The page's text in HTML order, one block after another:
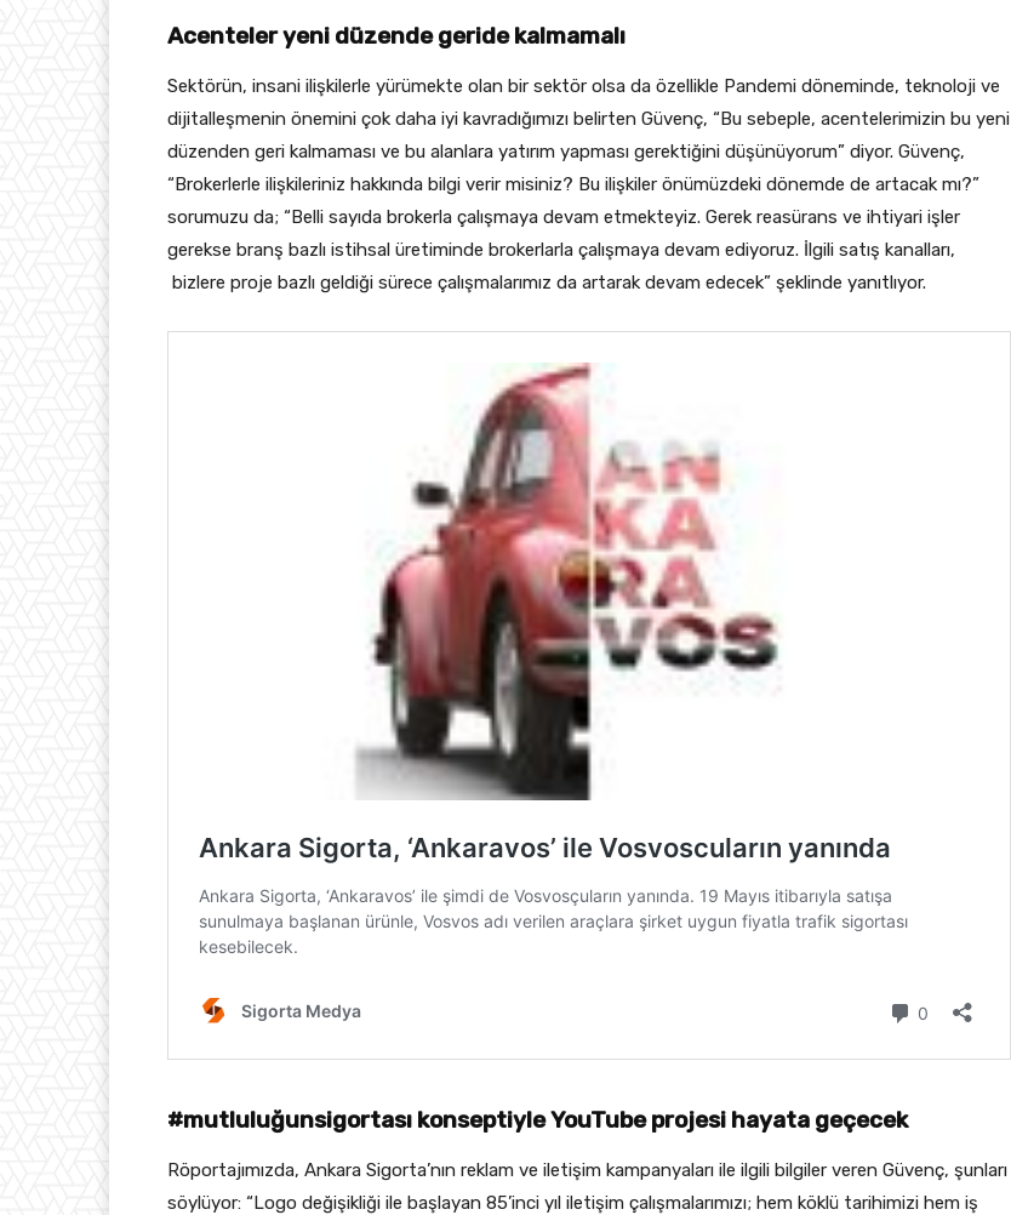
Acenteler yeni düzende geride kalmamalı
Sektörün, insani ilişkilerle yürümekte olan bir sektör olsa da özellikle Pandemi döneminde, teknoloji ve
dijitalleşmenin önemini çok daha iyi kavradığımızı belirten Güvenç, “Bu sebeple, acentelerimizin bu yeni
düzenden geri kalmaması ve bu alanlara yatırım yapması gerektiğini düşünüyorum” diyor. Güvenç,
“Brokerlerle ilişkileriniz hakkında bilgi verir misiniz? Bu ilişkiler önümüzdeki dönemde de artacak mı?”
sorumuzu da; “Belli sayıda brokerla çalışmaya devam etmekteyiz. Gerek reasürans ve ihtiyari işler
gerekse branş bazlı istihsal üretiminde brokerlarla çalışmaya devam ediyoruz. İlgili satış kanalları,
bizlere proje bazlı geldiği sürece çalışmalarımız da artarak devam edecek” şeklinde yanıtlıyor.
#mutluluğunsigortası konseptiyleYouTube projesi hayata geçecek
Röportajımızda, Ankara Sigorta’nın reklam ve iletişim kampanyaları ile ilgili bilgiler veren Güvenç, şunları
söylüyor: “Logo değişikliği ile başlayan 85’inci yıl iletişim çalışmalarımızı; hem köklü tarihimizi hem iş